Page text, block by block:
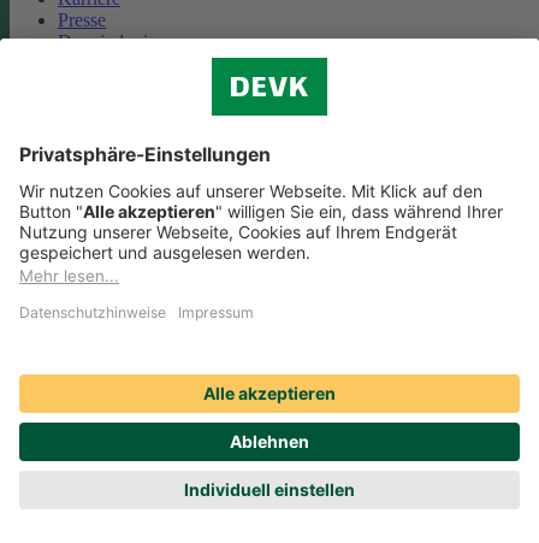
Presse
Das sind wir
Partnerschaft Deutsche Bahn
Nachhaltigkeit
Streitbeilegung
EU-Transparenzverordnung
Compliance